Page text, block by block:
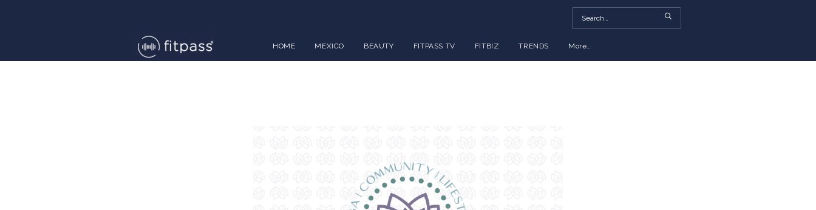
HOME MEXICO BEAUTY FITPASS TV FITBIZ TRENDS More…